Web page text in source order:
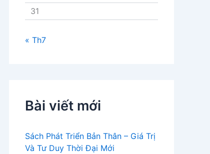
31
« Th7
Bài viết mới
Sách Phát Triển Bản Thân – Giá Trị
Và Tư Duy Thời Đại Mới